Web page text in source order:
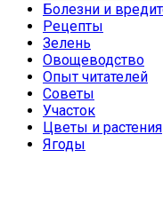
Болезни и
Рецепты
Зелень
Овощеводство
Опыт читателей
Советы
Участок
Цветы и растения
Ягоды